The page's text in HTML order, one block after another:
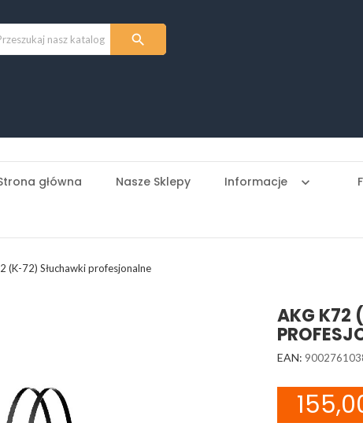

główna Nasze Sklepy Informacje keyboard_arrow_down
(K-72) Słuchawki profesjonalne
AKG K72
EAN: